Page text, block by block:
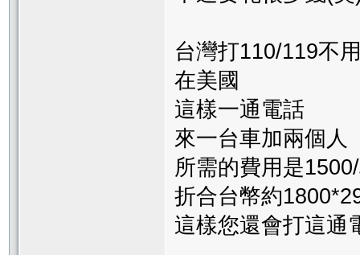
台灣打110/119不
在美國
這樣一通電話
來一台車加兩個人
所需的費用是
折合台幣約
這樣您還會打這通